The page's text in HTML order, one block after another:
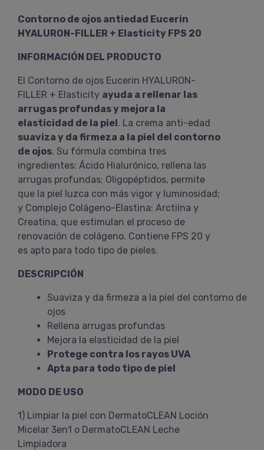
Contorno de ojos antiedad Eucerin
HYALURON-FILLER + Elasticity FPS 20
INFORMACIÓN DEL PRODUCTO
El Contorno de ojos Eucerin HYALURON-
FILLER + Elasticity ayuda a rellenar las
arrugas profundas y mejora la
elasticidad de la piel. La crema anti-edad
suaviza y da firmeza a la piel del contorno
de ojos. Su fórmula combina tres
ingredientes: Ácido Hialurónico, rellena las
arrugas profundas; Oligopéptidos, permite
que la piel luzca con más vigor y luminosidad;
y Complejo Colágeno-Elastina: Arctiína y
Creatina, que estimulan el proceso de
renovación de colágeno. Contiene FPS 20 y
es apto para todo tipo de pieles.
DESCRIPCIÓN
Suaviza y da firmeza a la piel del contorno de
ojos
Rellena arrugas profundas
Mejora la elasticidad de la piel
Protege contra los rayos UVA
Apta para todo tipo de piel
MODO DE USO
1) Limpiar la piel con DermatoCLEAN Loción
Micelar 3en1 o DermatoCLEAN Leche
Limpiadora